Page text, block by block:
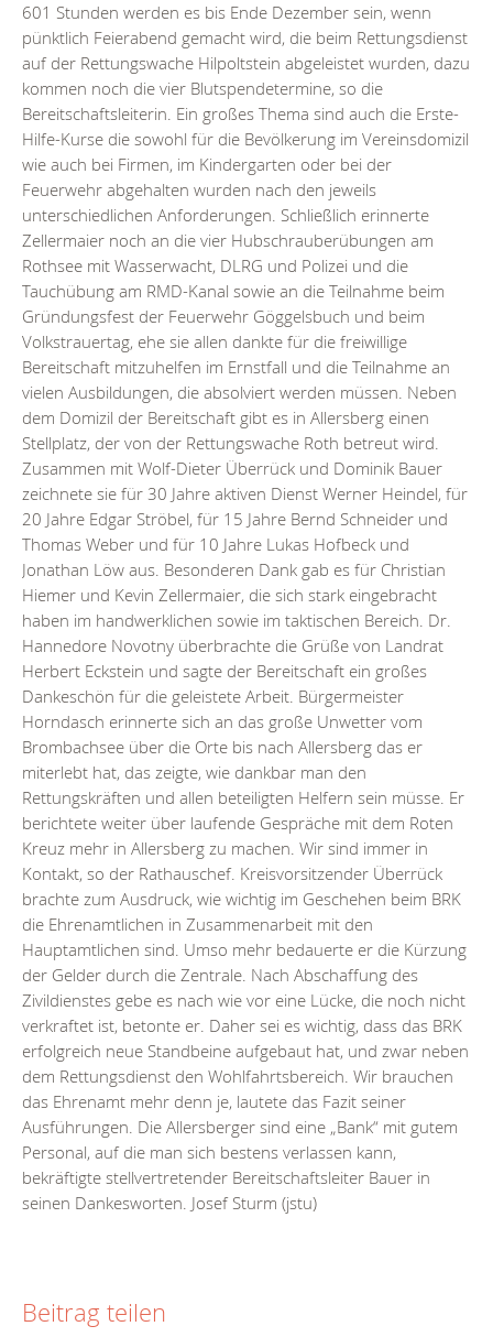
601 Stunden werden es bis Ende Dezember sein, wenn
pünktlich Feierabend gemacht wird, die beim Rettungsdienst
auf der Rettungswache Hilpoltstein abgeleistet wurden, dazu
kommen noch die vier Blutspendetermine, so die
Bereitschaftsleiterin. Ein großes Thema sind auch die Erste-
Hilfe-Kurse die sowohl für die Bevölkerung im Vereinsdomizil
wie auch bei Firmen, im Kindergarten oder bei der
Feuerwehr abgehalten wurden nach den jeweils
unterschiedlichen Anforderungen. Schließlich erinnerte
Zellermaier noch an die vier Hubschrauberübungen am
Rothsee mit Wasserwacht, DLRG und Polizei und die
Tauchübung am RMD-Kanal sowie an die Teilnahme beim
Gründungsfest der Feuerwehr Göggelsbuch und beim
Volkstrauertag, ehe sie allen dankte für die freiwillige
Bereitschaft mitzuhelfen im Ernstfall und die Teilnahme an
vielen Ausbildungen, die absolviert werden müssen. Neben
dem Domizil der Bereitschaft gibt es in Allersberg einen
Stellplatz, der von der Rettungswache Roth betreut wird.
Zusammen mit Wolf-Dieter Überrück und Dominik Bauer
zeichnete sie für 30 Jahre aktiven Dienst Werner Heindel, für
20 Jahre Edgar Ströbel, für 15 Jahre Bernd Schneider und
Thomas Weber und für 10 Jahre Lukas Hofbeck und
Jonathan Löw aus. Besonderen Dank gab es für Christian
Hiemer und Kevin Zellermaier, die sich stark eingebracht
haben im handwerklichen sowie im taktischen Bereich. Dr.
Hannedore Novotny überbrachte die Grüße von Landrat
Herbert Eckstein und sagte der Bereitschaft ein großes
Dankeschön für die geleistete Arbeit. Bürgermeister
Horndasch erinnerte sich an das große Unwetter vom
Brombachsee über die Orte bis nach Allersberg das er
miterlebt hat, das zeigte, wie dankbar man den
Rettungskräften und allen beteiligten Helfern sein müsse. Er
berichtete weiter über laufende Gespräche mit dem Roten
Kreuz mehr in Allersberg zu machen. Wir sind immer in
Kontakt, so der Rathauschef. Kreisvorsitzender Überrück
brachte zum Ausdruck, wie wichtig im Geschehen beim BRK
die Ehrenamtlichen in Zusammenarbeit mit den
Hauptamtlichen sind. Umso mehr bedauerte er die Kürzung
der Gelder durch die Zentrale. Nach Abschaffung des
Zivildienstes gebe es nach wie vor eine Lücke, die noch nicht
verkraftet ist, betonte er. Daher sei es wichtig, dass das BRK
erfolgreich neue Standbeine aufgebaut hat, und zwar neben
dem Rettungsdienst den Wohlfahrtsbereich. Wir brauchen
das Ehrenamt mehr denn je, lautete das Fazit seiner
Ausführungen. Die Allersberger sind eine „Bank“ mit gutem
Personal, auf die man sich bestens verlassen kann,
bekräftigte stellvertretender Bereitschaftsleiter Bauer in
seinen Dankesworten. Josef Sturm (jstu)
Beitrag teilen